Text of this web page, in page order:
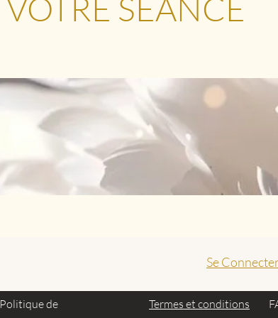
VOTRE SEANCE
Se
Politique de
Termes et conditions